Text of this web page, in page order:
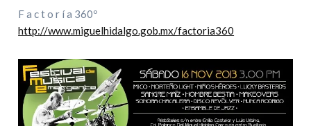
F a c t o r í a 360º
http://www.miguelhidalgo.gob.mx/factoria360